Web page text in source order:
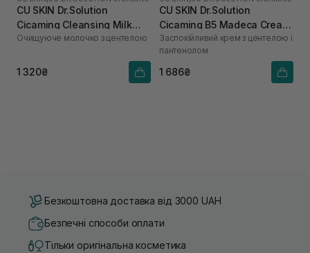
CU SKIN Dr.Solution
Cicaming Cleansing Milk
200 мл
Очищуюче молочко з центелою
1 320₴
CU SKIN Dr.Solution
Cicaming B5 Madeca Cream
70 мл
Заспокійливий крем з центелою і
пантенолом
1 686₴
Безкоштовна доставка від 3000 UAH
Безпечні способи оплати
Тільки оригінальна косметика